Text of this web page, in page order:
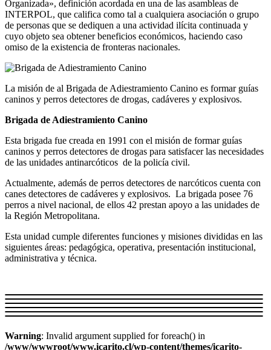
Organizada», definición acordada en una de las asambleas de
INTERPOL, que califica como tal a cualquiera asociación o grupo
de personas que se dediquen a una actividad ilícita continuada y
cuyo objeto sea obtener beneficios económicos, haciendo caso
omiso de la existencia de fronteras nacionales.
La misión de al Brigada de Adiestramiento Canino es formar guías
caninos y perros detectores de drogas, cadáveres y explosivos.
Brigada de Adiestramiento Canino
Esta brigada fue creada en 1991 con el misión de formar guías
caninos y perros detectores de drogas para satisfacer las necesidades
de las unidades antinarcóticos de la policía civil.
Actualmente, además de perros detectores de narcóticos cuenta con
canes detectores de cadáveres y explosivos. La brigada posee 76
perros a nivel nacional, de ellos 42 prestan apoyo a las unidades de
la Región Metropolitana.
Esta unidad cumple diferentes funciones y misiones divididas en las
siguientes áreas: pedagógica, operativa, presentación institucional,
administrativa y técnica.
Warning: Invalid argument supplied for foreach() in
/www/wwwroot/www.icarito.cl/wp-content/themes/icarito-